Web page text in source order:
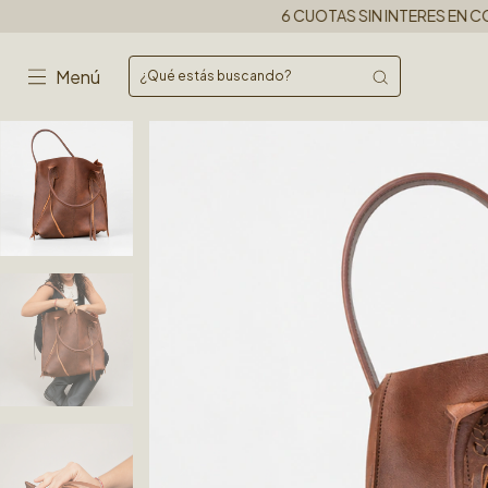
6 CUOTAS SIN INTERES EN COMPRAS
Menú